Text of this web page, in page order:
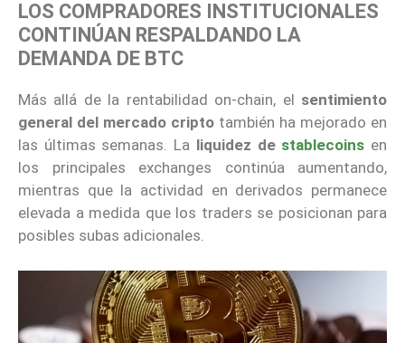
LOS COMPRADORES INSTITUCIONALES
CONTINÚAN RESPALDANDO LA
DEMANDA DE BTC
Más allá de la rentabilidad on-chain, el sentimiento
general del mercado cripto también ha mejorado en
las últimas semanas. La liquidez de stablecoins en
los principales exchanges continúa aumentando,
mientras que la actividad en derivados permanece
elevada a medida que los traders se posicionan para
posibles subas adicionales.